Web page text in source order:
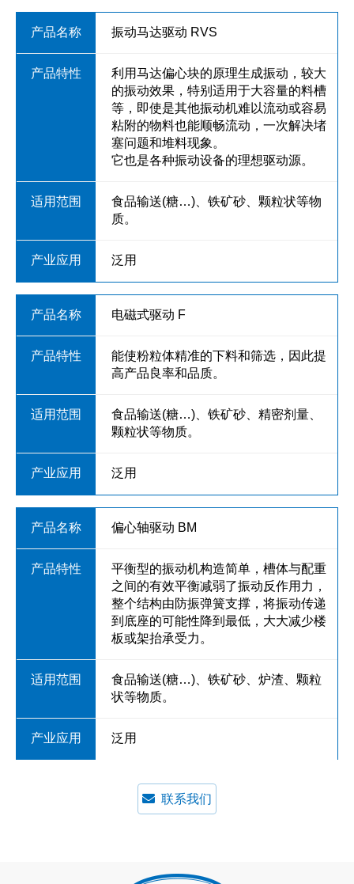
振动马达驱动 RVS
利用马达偏心块的原理生成振动，较大
的振动效果，特别适用于大容量的料槽
等，即使是其他振动机难以流动或容易
粘附的物料也能顺畅流动，一次解决堵
塞问题和堆料现象。
它也是各种振动设备的理想驱动源。
食品输送(糖…)、铁矿砂、颗粒状等物
质。
泛用
电磁式驱动 F
能使粉粒体精准的下料和筛选，因此提
高产品良率和品质。
食品输送(糖…)、铁矿砂、精密剂量、
颗粒状等物质。
泛用
偏心轴驱动 BM
平衡型的振动机构造简单，槽体与配重
之间的有效平衡减弱了振动反作用力，
整个结构由防振弹簧支撑，将振动传递
到底座的可能性降到最低，大大减少楼
板或架抬承受力。
食品输送(糖…)、铁矿砂、炉渣、颗粒
状等物质。
泛用
联系我们